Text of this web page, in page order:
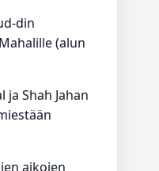
din
(alun
Shah Jahan
aikojen